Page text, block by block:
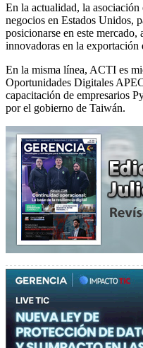
En la actualidad, la asociación
negocios en Estados Unidos,
posicionarse en este mercado,
innovadoras en la exportación
En la misma línea, ACTI es
Oportunidades Digitales
capacitación de empresarios
por el gobierno de Taiwán.